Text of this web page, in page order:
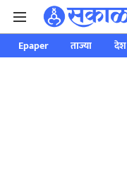
Epaper ताज्या देश